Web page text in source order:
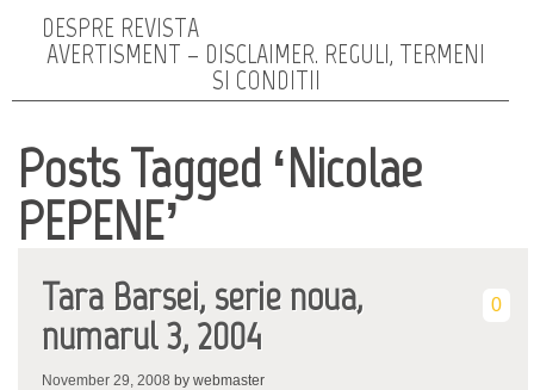
DESPRE REVISTA
AVERTISMENT – DISCLAIMER. REGULI, TERMENI
SI CONDITII
Posts Tagged ‘Nicolae
PEPENE’
Tara Barsei, serie noua,
numarul 3, 2004
0
November 29, 2008 by webmaster